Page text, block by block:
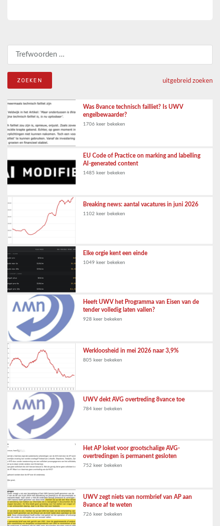
Zoeken naar:
uitgebreid zoeken
Was 8vance technisch failliet? Is UWV
engelbewaarder?
1706 keer bekeken
EU Code of Practice on marking and labelling
AI-generated content
1485 keer bekeken
Breaking news: aantal vacatures in juni 2026
1102 keer bekeken
Elke orgie kent een einde
1049 keer bekeken
Heeft UWV het Programma van Eisen van de
tender volledig laten vallen?
928 keer bekeken
Werkloosheid in mei 2026 naar 3,9%
805 keer bekeken
UWV dekt AVG overtreding 8vance toe
784 keer bekeken
Het AP loket voor grootschalige AVG-
overtredingen is permanent gesloten
752 keer bekeken
UWV zegt niets van normbrief van AP aan
8vance af te weten
726 keer bekeken